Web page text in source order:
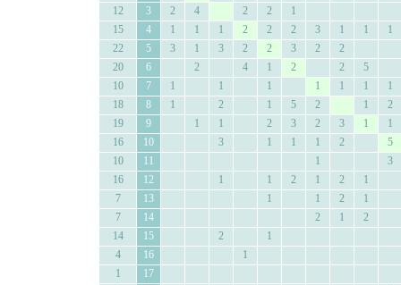
12
3 2 4 2 2
1
15
4 1 1 1 2 2 2 3 1 1
1
22
5 3 1 3 2 2 3 2
2
20
6 2 4 1 2 2
5
10
7 1 1 1 1 1 1
1
18
8 1 2 1 5 2 1
2
19
9 1 1 2 3 2 3 1
1
16
10 3 1 1 1 2
5
10
11 1
3
16
12 1 1 2 1 2
1
7
13 1 1 2
1
7
14 2 1
2
14
15 2
1
4
16
1
1
17